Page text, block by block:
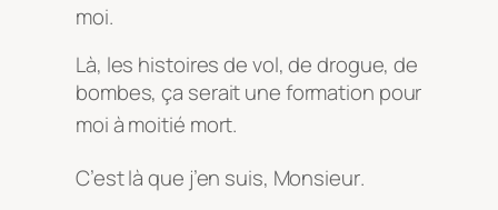
moi.
Là, les histoires de vol, de drogue, de
bombes, ça serait une formation pour
moi à moitié mort.
C’est là que j’en suis, Monsieur.